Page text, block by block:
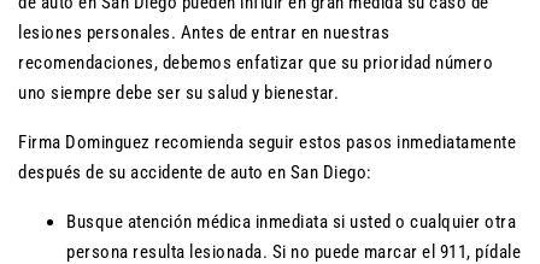
lesiones personales. Antes de entrar en nuestras
recomendaciones, debemos enfatizar que su prioridad número
uno siempre debe ser su salud y bienestar.
Firma Dominguez recomienda seguir estos pasos inmediatamente
después de su accidente de auto en San Diego:
Busque atención médica inmediata si usted o cualquier otra
persona resulta lesionada. Si no puede marcar el 911, pídale